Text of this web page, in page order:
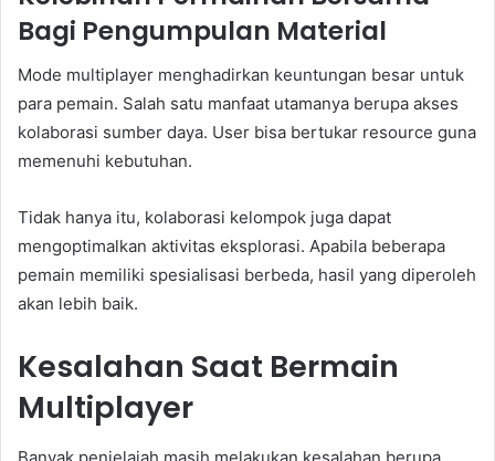
Bagi Pengumpulan Material
Mode multiplayer menghadirkan keuntungan besar untuk
para pemain. Salah satu manfaat utamanya berupa akses
kolaborasi sumber daya. User bisa bertukar resource guna
memenuhi kebutuhan.
Tidak hanya itu, kolaborasi kelompok juga dapat
mengoptimalkan aktivitas eksplorasi. Apabila beberapa
pemain memiliki spesialisasi berbeda, hasil yang diperoleh
akan lebih baik.
Kesalahan Saat Bermain
Multiplayer